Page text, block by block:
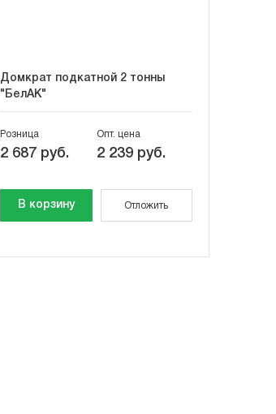
Домкрат подкатной 2 тонны
"БелАК"
Розница
2 687 руб.
Опт. цена
2 239 руб.
В корзину Отложить